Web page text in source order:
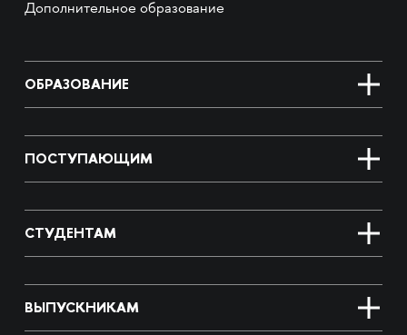
Дополнительное образование
ОБРАЗОВАНИЕ
ПОСТУПАЮЩИМ
СТУДЕНТАМ
ВЫПУСКНИКАМ